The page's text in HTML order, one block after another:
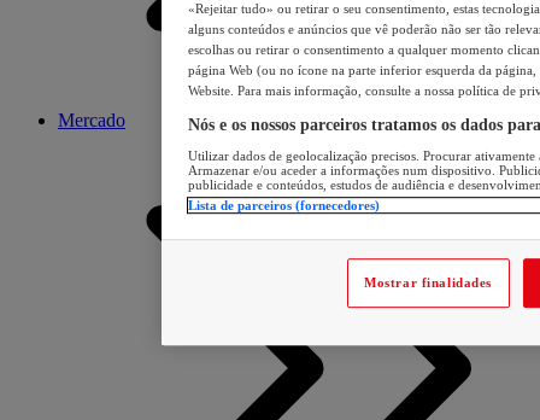
Mercado
«Rejeitar tudo» ou retirar o seu consentimento, estas
alguns conteúdos e anúncios que vê poderão não ser tão
escolhas ou retirar o consentimento a qualquer momento
página Web (ou no ícone na parte inferior esquerda da página,
Website. Para mais informação, consulte a nossa política de
Nós e os nossos parceiros tratamos os dados
Utilizar dados de geolocalização precisos. Procurar
Armazenar e/ou aceder a informações num dispositivo.
publicidade e conteúdos, estudos de audiência e
Lista de parceiros (fornecedores)
Mostrar finalidades